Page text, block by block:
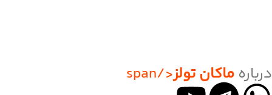
درباره ماکان تولز</span